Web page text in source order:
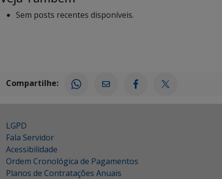
Sem posts recentes disponíveis.
Compartilhe:
LGPD
Fala Servidor
Acessibilidade
Ordem Cronológica de Pagamentos
Planos de Contratações Anuais